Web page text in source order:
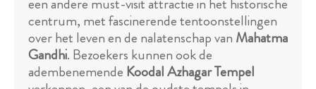
centrum, met fascinerende tentoonstellingen
over het leven en de nalatenschap van Mahatma
Gandhi. Bezoekers kunnen ook de
adembenemende Koodal Azhagar Tempel